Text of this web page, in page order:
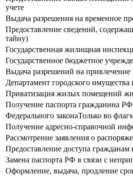
учете
Выдача разрешения на временное
Предоставление сведений,
тайну)
Государственная жилищная
Государственное бюджетное
Выдача разрешений на
Департамент городского
Приватизация жилых помещений
Получение паспорта гражданина
Федерального законаТолько во
Получение адресно-справочной
Рассмотрение заявления о
Предоставление доступа
Замена паспорта РФ в связи с
Оформление, выдача, продление